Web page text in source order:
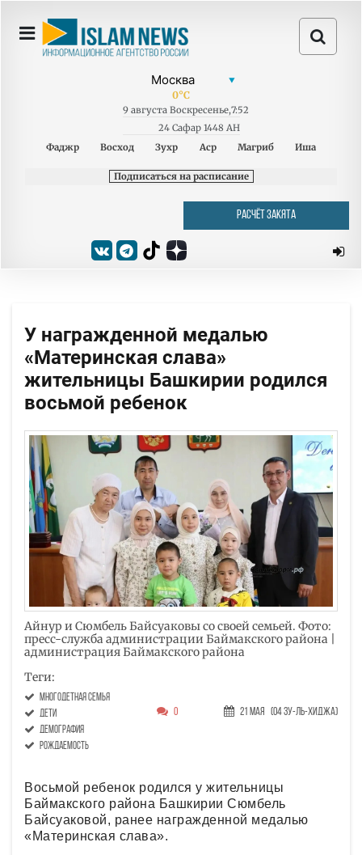
0°C
9 августа Воскресенье,7:52
24 Сафар 1448 AH
Фаджр
Восход Зухр Аср Магриб Иша
Подписаться на расписание
РАСЧЁТ ЗАКЯТА
У награжденной медалью
«Материнская слава»
жительницы Башкирии родился
восьмой ребенок
Айнур и Сюмбель Байсуаковы со своей семьей. Фото:
пресс-служба администрации Баймакского района |
администрация Баймакского района
Теги:
многодетная семья
дети
демография
рождаемость
0 21 Мая (04 Зу-ль-хиджа)
Восьмой ребенок родился у жительницы
Баймакского района Башкирии Сюмбель
Байсуаковой, ранее награжденной медалью
«Материнская слава».